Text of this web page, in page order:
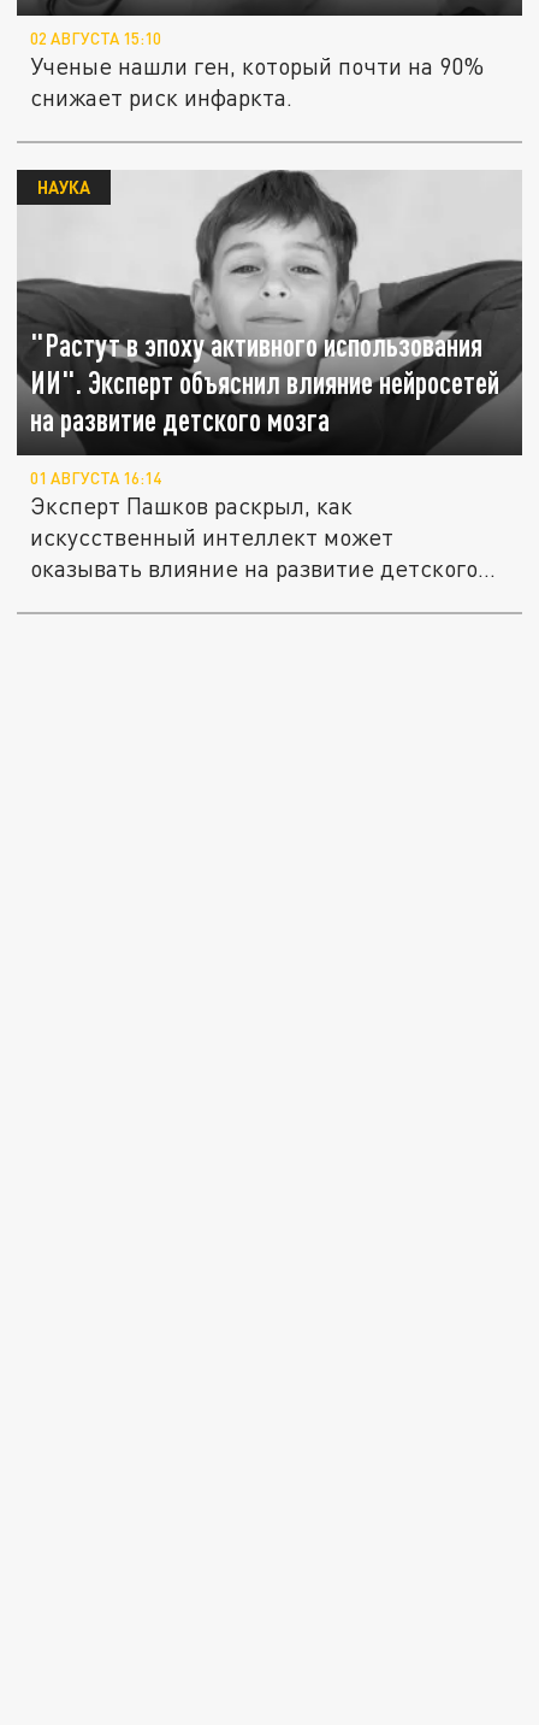
02 АВГУСТА 15:10
Ученые нашли ген, который почти на 90%
снижает риск инфаркта.
"Растут в эпоху активного использования
ИИ". Эксперт объяснил влияние нейросетей
на развитие детского мозга
НАУКА
01 АВГУСТА 16:14
Эксперт Пашков раскрыл, как
искусственный интеллект может
оказывать влияние на развитие детского